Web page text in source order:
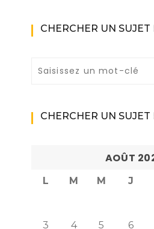
CHERCHER UN
CHERCHER UN SUJET
AOÛT
L M M J
3
4 5 6